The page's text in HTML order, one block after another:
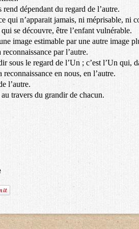
dépendant du regard de l’autre.
qui n’apparait jamais, ni méprisable, ni
se découvre, être l’enfant vulnérable.
image estimable par une autre image
par l’autre.
sous le regard de l’Un ; c’est l’Un qui,
en nous, en l’autre.
l’autre.
travers du grandir de chacun.